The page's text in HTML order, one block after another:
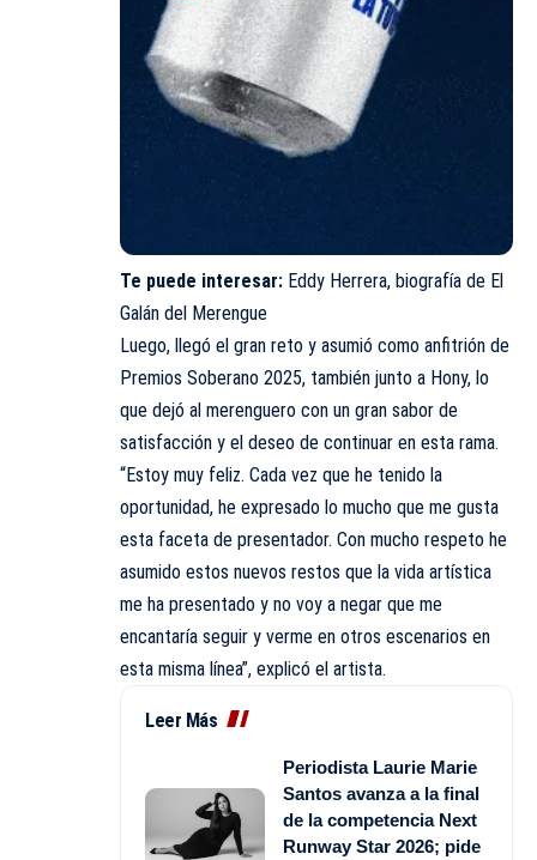
Te puede interesar: Eddy Herrera, biografía de El
Galán del Merengue
Luego, llegó el gran reto y asumió como anfitrión de
Premios Soberano 2025, también junto a Hony, lo
que dejó al merenguero con un gran sabor de
satisfacción y el deseo de continuar en esta rama.
“Estoy muy feliz. Cada vez que he tenido la
oportunidad, he expresado lo mucho que me gusta
esta faceta de presentador. Con mucho respeto he
asumido estos nuevos restos que la vida artística
me ha presentado y no voy a negar que me
encantaría seguir y verme en otros escenarios en
esta misma línea”, explicó el artista.
Leer Más
Periodista Laurie Marie
Santos avanza a la final
de la competencia Next
Runway Star 2026; pide